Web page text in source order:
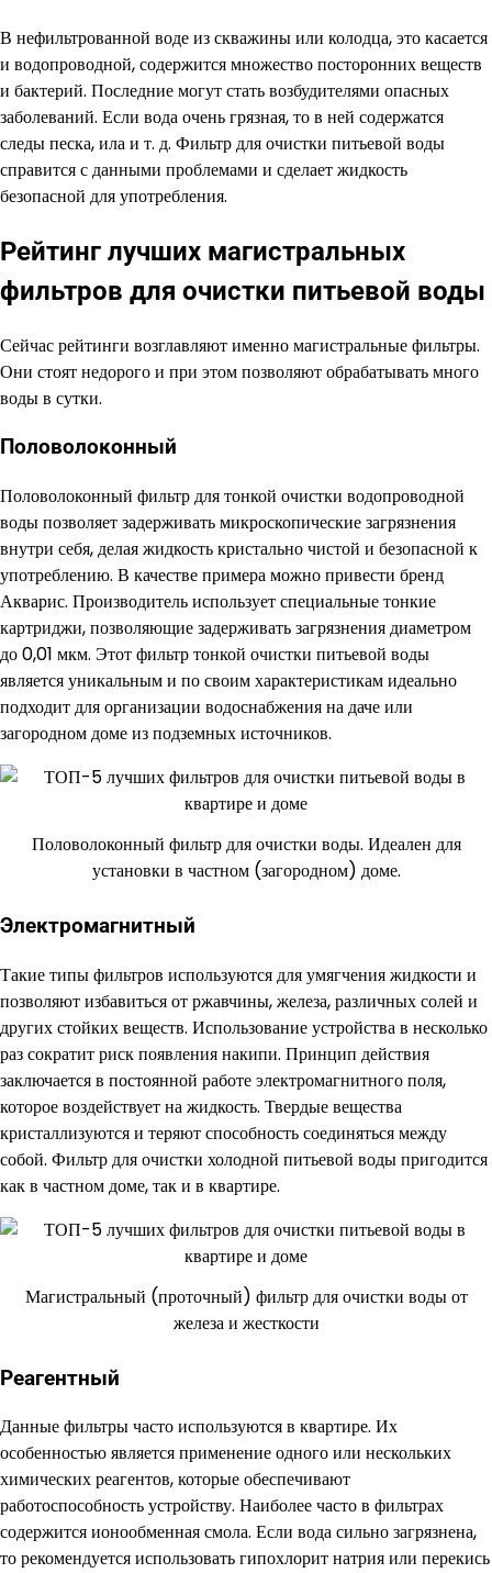
В нефильтрованной воде из скважины или колодца, это касается
и водопроводной, содержится множество посторонних веществ
и бактерий. Последние могут стать возбудителями опасных
заболеваний. Если вода очень грязная, то в ней содержатся
следы песка, ила и т. д. Фильтр для очистки питьевой воды
справится с данными проблемами и сделает жидкость
безопасной для употребления.
Рейтинг лучших магистральных
фильтров для очистки питьевой воды
Сейчас рейтинги возглавляют именно магистральные фильтры.
Они стоят недорого и при этом позволяют обрабатывать много
воды в сутки.
Половолоконный
Половолоконный фильтр для тонкой очистки водопроводной
воды позволяет задерживать микроскопические загрязнения
внутри себя, делая жидкость кристально чистой и безопасной к
употреблению. В качестве примера можно привести бренд
Акварис. Производитель использует специальные тонкие
картриджи, позволяющие задерживать загрязнения диаметром
до 0,01 мкм. Этот фильтр тонкой очистки питьевой воды
является уникальным и по своим характеристикам идеально
подходит для организации водоснабжения на даче или
загородном доме из подземных источников.
Половолоконный фильтр для очистки воды. Идеален для
установки в частном (загородном) доме.
Электромагнитный
Такие типы фильтров используются для умягчения жидкости и
позволяют избавиться от ржавчины, железа, различных солей и
других стойких веществ. Использование устройства в несколько
раз сократит риск появления накипи. Принцип действия
заключается в постоянной работе электромагнитного поля,
которое воздействует на жидкость. Твердые вещества
кристаллизуются и теряют способность соединяться между
собой. Фильтр для очистки холодной питьевой воды пригодится
как в частном доме, так и в квартире.
Магистральный (проточный) фильтр для очистки воды от
железа и жесткости
Реагентный
Данные фильтры часто используются в квартире. Их
особенностью является применение одного или нескольких
химических реагентов, которые обеспечивают
работоспособность устройству. Наиболее часто в фильтрах
содержится ионообменная смола. Если вода сильно загрязнена,
то рекомендуется использовать гипохлорит натрия или перекись